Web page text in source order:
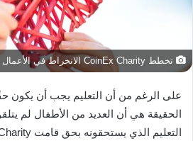
تخطط CoinEx Charity الانخراط في الأعمال الخيرية
على الرغم من أن التعليم يجب أن يكون
الحقيقة هي أن العديد من الأطفال لم